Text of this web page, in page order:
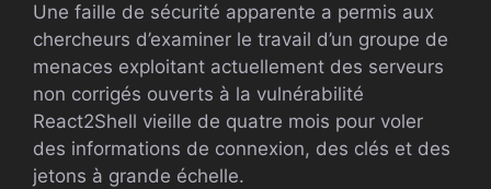
Une faille de sécurité apparente a permis aux
chercheurs d’examiner le travail d’un groupe de
menaces exploitant actuellement des serveurs
non corrigés ouverts à la vulnérabilité
React2Shell vieille de quatre mois pour voler
des informations de connexion, des clés et des
jetons à grande échelle.